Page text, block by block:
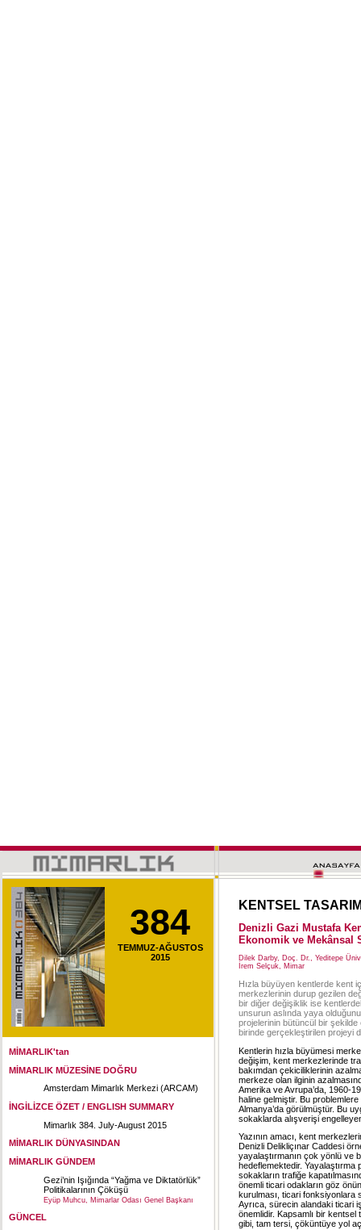
384
TEMMUZ-AĞUSTOS
2015
MİMARLIK'tan
MİMARLIK MÜZESİNE DOĞRU
Amsterdam Mimarlık Merkezi (ARCAM)
İNGİLİZCE ÖZET / ENGLISH SUMMARY
Mimarlık 384. July-August 2015
MİMARLIK DÜNYASINDAN
MİMARLIK GÜNDEM
Gezi’nin Işığında “Yağma ve Diktatörlük”
Politikalarının Çöküşü
Eyüp Muhcu, Mimarlar Odası Genel Başkanı
GÜNCEL
KENTSEL
Denizli Gazi Mustafa
Ekonomik ve Mekânsal
Dilek Darby, Doç. Dr., Yeditepe
İrem Selçuk, Mimar
Hızla büyüyen kentlerde kent
merkezlerinin durup gezilen
bir diğer değişiklik ise
unsurun aslında yaya
projelerinin bütüncül bir şekilde
birinde gerçekleştirilen projeyi
Kentlerin hızla büyümesi
değişim, kent merkezlerinde
bakımdan çekiciliklerinin
merkeze olan ilginin
Amerika ve Avrupa’da, 1960-
haline gelmiştir. Bu
Almanya’da görülmüştür. Bu
sokaklarda alışverişi
Yazının amacı, kent
Denizli Delikliçınar Caddesi
yayalaştırmanın çok yönlü ve
hedeflemektedir. Yayalaştırma
sokakların trafiğe
önemli ticari odakların göz
kurulması, ticari fonksiyonlara
Ayrıca, sürecin alandaki ticari
önemlidir. Kapsamlı bir kentsel
gibi, tam tersi, çöküntüye yol